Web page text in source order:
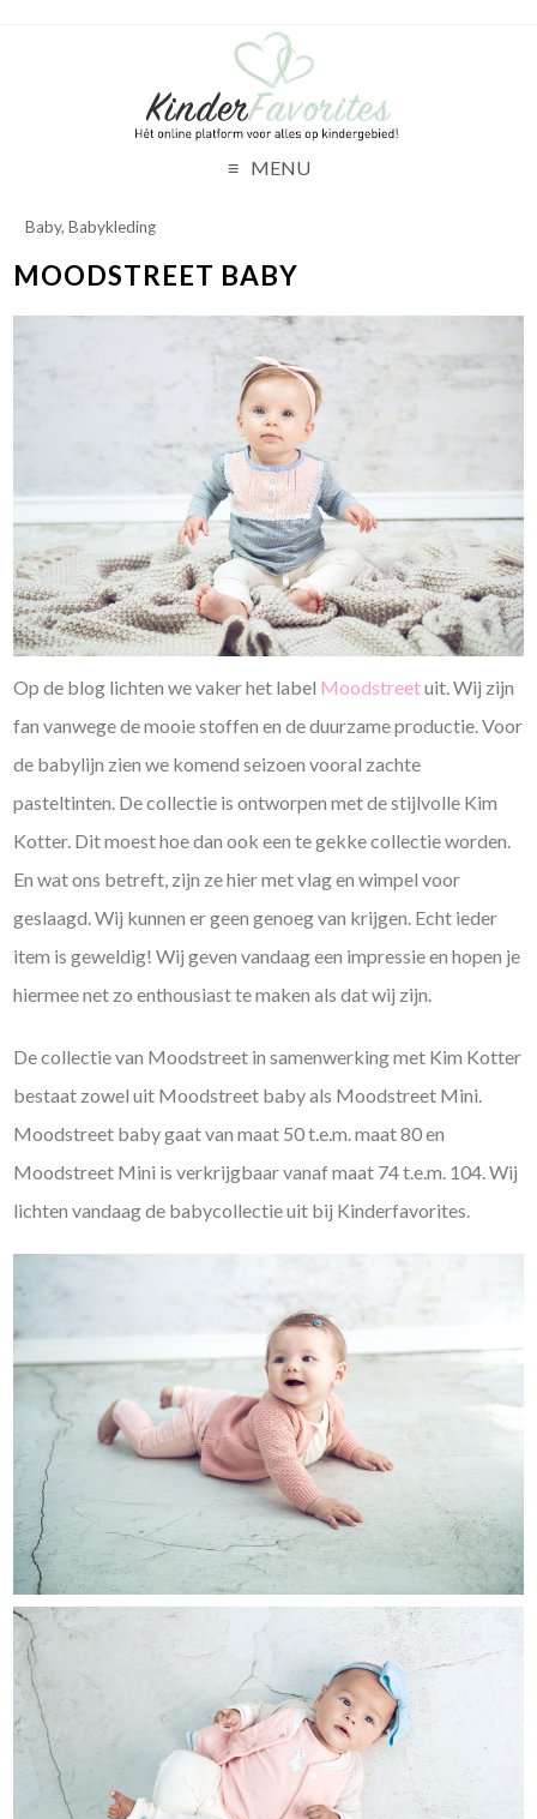
MENU
Baby,Babykleding
MOODSTREET BABY
Op de blog lichten we vaker het label Moodstreetuit. Wij zijn
fan vanwege de mooie stoffen en de duurzame productie. Voor
de babylijn zien we komend seizoen vooral zachte
pasteltinten. De collectie is ontworpen met de stijlvolle Kim
Kotter. Dit moest hoe dan ook een te gekke collectie worden.
En wat ons betreft, zijn ze hier met vlag en wimpel voor
geslaagd. Wij kunnen er geen genoeg van krijgen. Echt ieder
item is geweldig! Wij geven vandaag een impressie en hopen je
hiermee net zo enthousiast te maken als dat wij zijn.
De collectie van Moodstreet in samenwerking met Kim Kotter
bestaat zowel uit Moodstreet baby als Moodstreet Mini.
Moodstreet baby gaat van maat 50 t.e.m. maat 80 en
Moodstreet Mini is verkrijgbaar vanaf maat 74 t.e.m. 104. Wij
lichten vandaag de babycollectie uit bij Kinderfavorites.